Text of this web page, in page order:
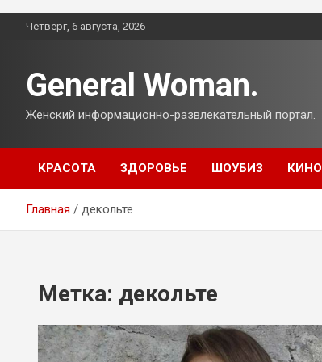
ПерейтиЧетверг, 6 августа, 2026
General Woman.
Женский информационно-развлекательный портал.
КРАСОТА ЗДОРОВЬЕ ШОУБИЗ КИНО
Главная декольте
Метка: декольте